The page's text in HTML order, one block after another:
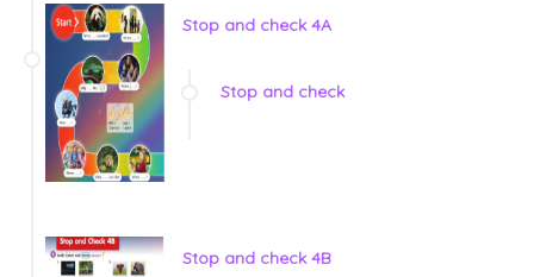
Stop and check 4A
Stop and check
Stop and check 4B